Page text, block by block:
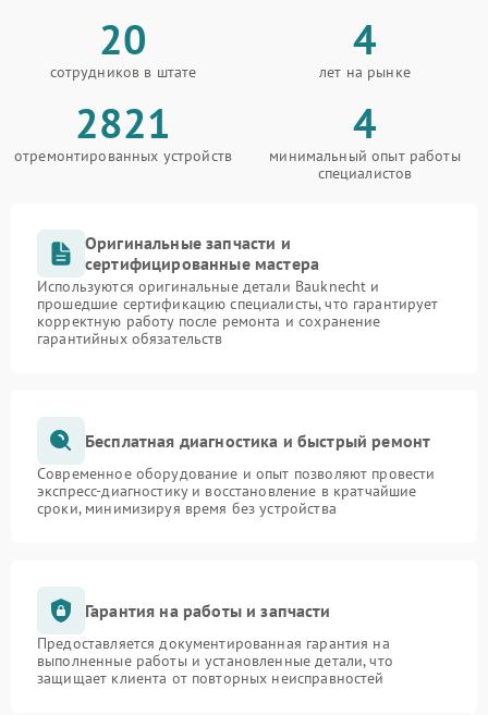
20
сотрудников в штате
4
лет на рынке
2821
отремонтированных устройств
4
минимальный опыт работы
специалистов
Оригинальные запчасти и
сертифицированные мастера
Используются оригинальные детали Bauknecht и
прошедшие сертификацию специалисты, что гарантирует
корректную работу после ремонта и сохранение
гарантийных обязательств
Бесплатная диагностика и быстрый ремонт
Современное оборудование и опыт позволяют провести
экспресс-диагностику и восстановление в кратчайшие
сроки, минимизируя время без устройства
Гарантия на работы и запчасти
Предоставляется документированная гарантия на
выполненные работы и установленные детали, что
защищает клиента от повторных неисправностей